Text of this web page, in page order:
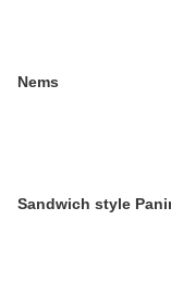
Nems
Sandwich style